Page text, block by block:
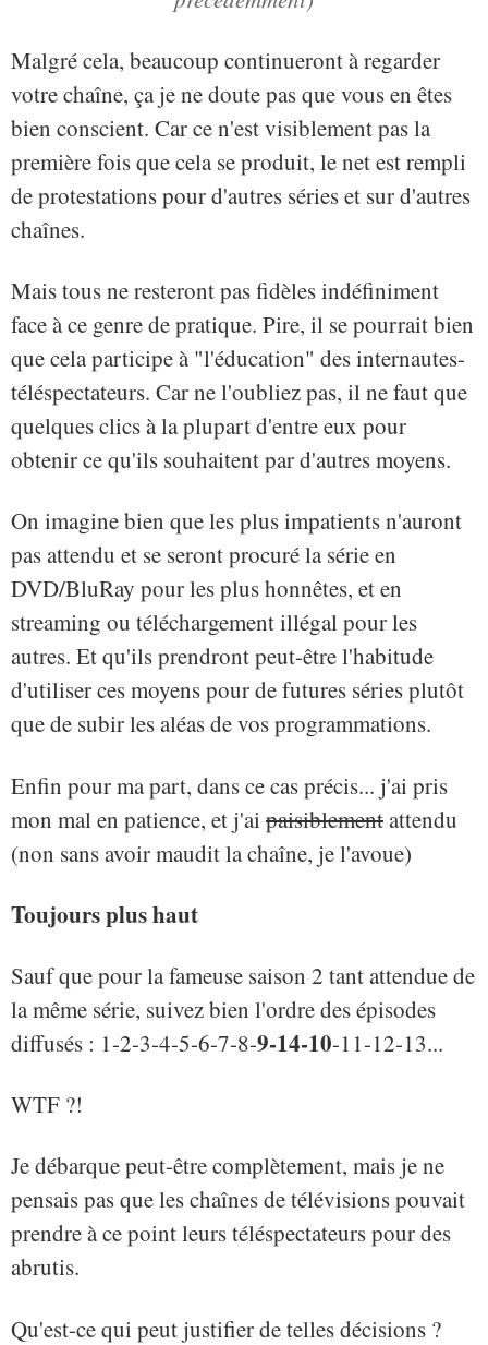
Malgré cela, beaucoup continueront à regarder
votre chaîne, ça je ne doute pas que vous en êtes
bien conscient. Car ce n'est visiblement pas la
première fois que cela se produit, le net est rempli
de protestations pour d'autres séries et sur d'autres
chaînes.
Mais tous ne resteront pas fidèles indéfiniment
face à ce genre de pratique. Pire, il se pourrait bien
que cela participe à "l'éducation" des internautes-
téléspectateurs. Car ne l'oubliez pas, il ne faut que
quelques clics à la plupart d'entre eux pour
obtenir ce qu'ils souhaitent par d'autres moyens.
On imagine bien que les plus impatients n'auront
pas attendu et se seront procuré la série en
DVD/BluRay pour les plus honnêtes, et en
streaming ou téléchargement illégal pour les
autres. Et qu'ils prendront peut-être l'habitude
d'utiliser ces moyens pour de futures séries plutôt
que de subir les aléas de vos programmations.
Enfin pour ma part, dans ce cas précis... j'ai pris
mon mal en patience, et j'ai paisiblementattendu
(non sans avoir maudit la chaîne, je l'avoue)
Toujours plus haut
Sauf que pour la fameuse saison 2 tant attendue de
la même série, suivez bien l'ordre des épisodes
diffusés : 1-2-3-4-5-6-7-8-9-14-10-11-12-13...
WTF ?!
Je débarque peut-être complètement, mais je ne
pensais pas que les chaînes de télévisions pouvait
prendre à ce point leurs téléspectateurs pour des
abrutis.
Qu'est-ce qui peut justifier de telles décisions ?